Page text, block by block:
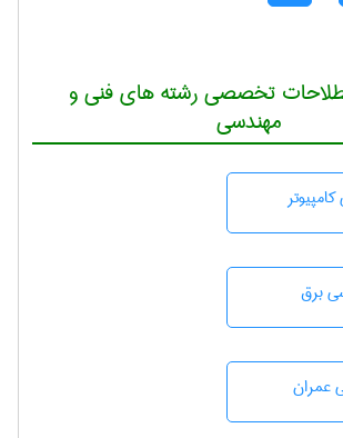
تخصصی رشته های فنی و
مهندسی
برق
عمران